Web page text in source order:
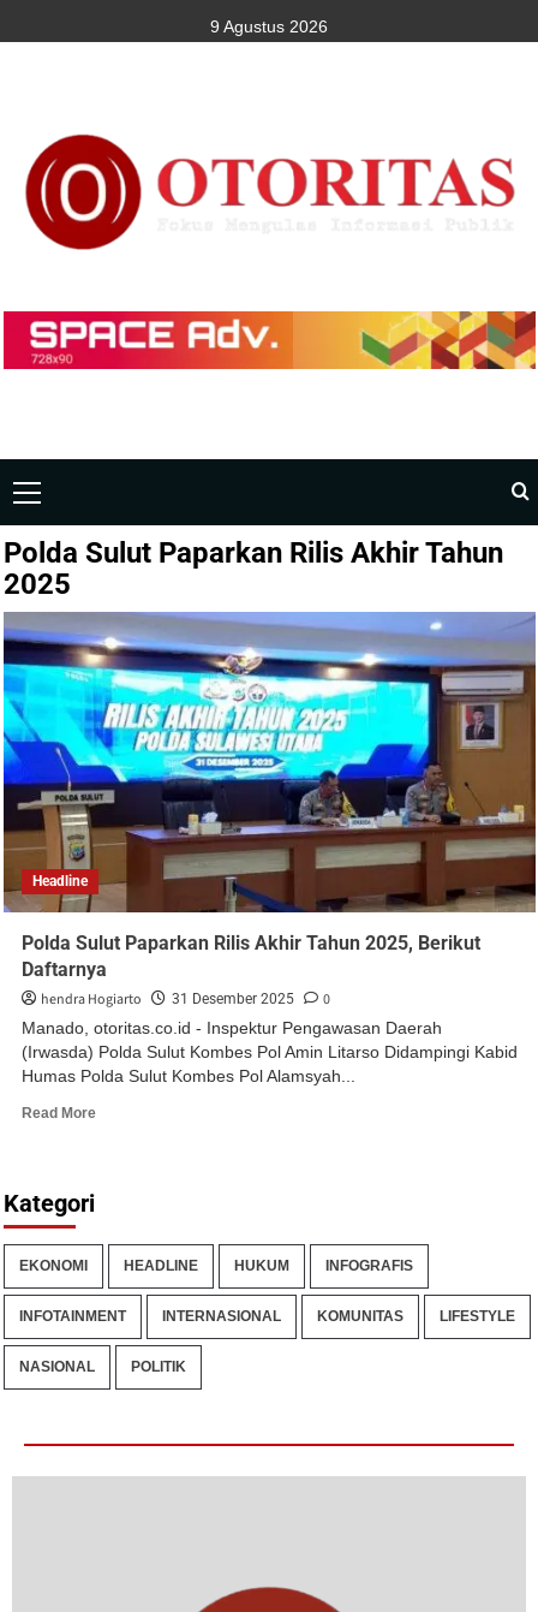
9 Agustus 2026
Polda Sulut Paparkan Rilis Akhir Tahun
2025
Headline
Polda Sulut Paparkan Rilis Akhir Tahun 2025, Berikut
Daftarnya
hendra Hogiarto 31 Desember 2025 0
Manado, otoritas.co.id - Inspektur Pengawasan Daerah
(Irwasda) Polda Sulut Kombes Pol Amin Litarso Didampingi Kabid
Humas Polda Sulut Kombes Pol Alamsyah...
Read More
Kategori
EKONOMI HEADLINE HUKUM INFOGRAFIS
INFOTAINMENT INTERNASIONAL KOMUNITAS LIFESTYLE
NASIONAL POLITIK